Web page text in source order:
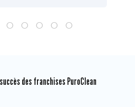
des franchises PuroClean